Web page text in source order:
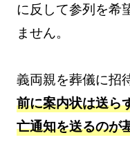
に反して参列を希
ません。
義両親を葬儀に招
前に案内状は送ら
亡通知を送るのが